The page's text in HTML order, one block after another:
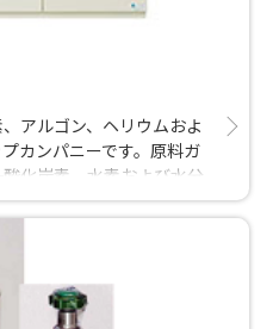
アルゴン、ヘリウムおよ
カンパニーです。原料ガ
化炭素、水素および水分
、対象ガスを超高純度に
プから最適な精製方式を